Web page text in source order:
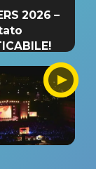
2026 –